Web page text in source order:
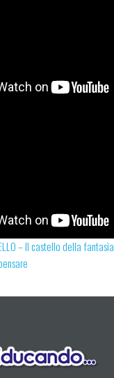
– Il castello della fantasia